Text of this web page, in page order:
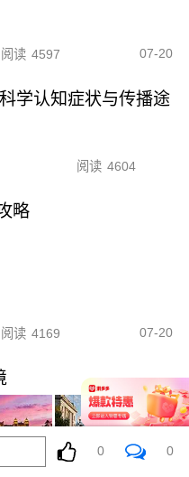
阅读 4597 07-20
学认知症状与传播途
阅读 4604
略
阅读 4169 07-20
0 0